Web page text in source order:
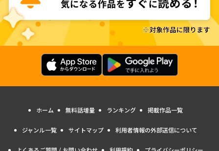
ホーム 無料話増量 ランキング 掲載作品一覧
ジャンル一覧 サイトマップ 利用者情報の外部送信について